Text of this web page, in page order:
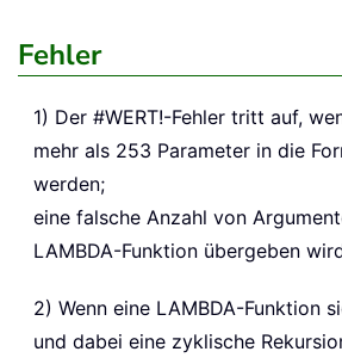
Fehler
1) Der #WERT!-Fehler tritt auf,
mehr als 253 Parameter in die
werden;
eine falsche Anzahl von
LAMBDA-Funktion übergeben
2) Wenn eine LAMBDA-Funktion
und dabei eine zyklische